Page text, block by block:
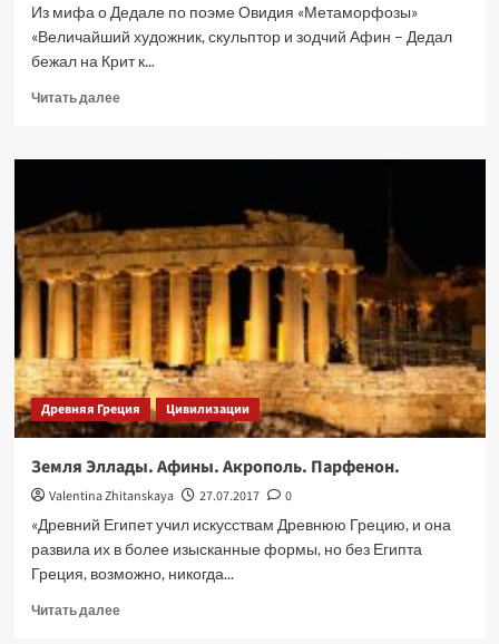
Из мифа о Дедале по поэме Овидия «Метаморфозы»
«Величайший художник, скульптор и зодчий Афин – Дедал
бежал на Крит к...
Читать далееПрочитать
Кносский
Минотавра
Древняя Греция Цивилизации
Земля Эллады. Афины. Акрополь. Парфенон.
Valentina Zhitanskaya 27.07.2017
0
«Древний Египет учил искусствам Древнюю Грецию, и она
развила их в более изысканные формы, но без Египта
Греция, возможно, никогда...
Читать далееПрочитать